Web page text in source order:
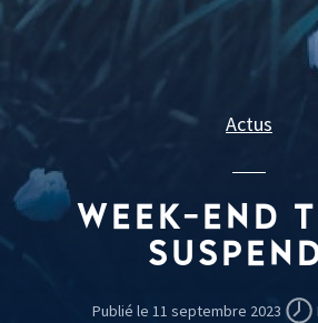
Actus
WEEK-END
Publié le 11 septembre 2023